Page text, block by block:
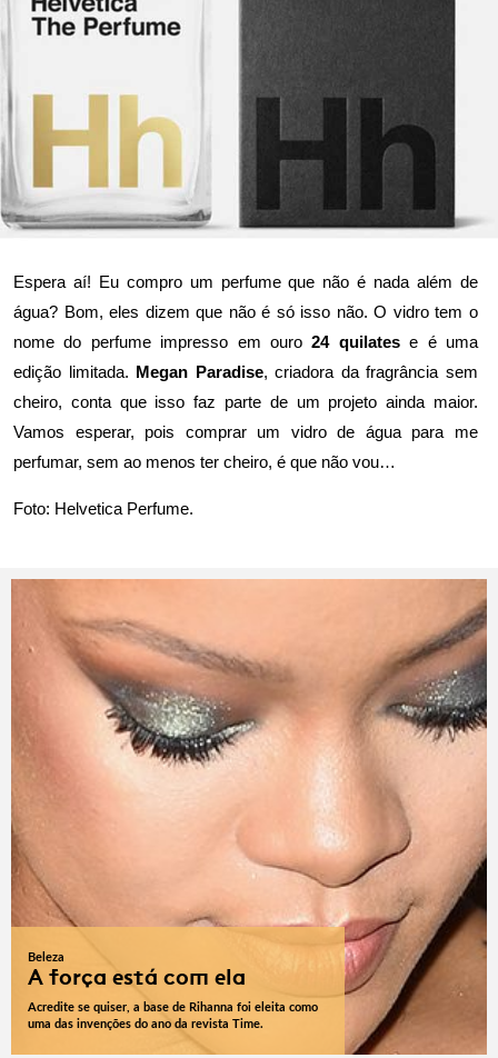
Espera aí! Eu compro um perfume que não é nada além de
água? Bom, eles dizem que não é só isso não. O vidro tem o
nome do perfume impresso em ouro24 quilatese é uma
edição limitada. Megan Paradise, criadora da fragrância sem
cheiro, conta que isso faz parte de um projeto ainda maior.
Vamos esperar, pois comprar um vidro de água para me
perfumar, sem ao menos ter cheiro, é que não vou…
Foto: Helvetica Perfume.
Beleza
A força está com ela
Acredite se quiser, a base de Rihanna foi eleita como
uma das invenções do ano da revista Time.